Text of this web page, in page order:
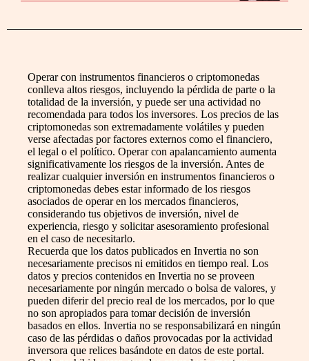
Operar con instrumentos financieros o criptomonedas
conlleva altos riesgos, incluyendo la pérdida de parte o la
totalidad de la inversión, y puede ser una actividad no
recomendada para todos los inversores. Los precios de las
criptomonedas son extremadamente volátiles y pueden
verse afectadas por factores externos como el financiero,
el legal o el político. Operar con apalancamiento aumenta
significativamente los riesgos de la inversión. Antes de
realizar cualquier inversión en instrumentos financieros o
criptomonedas debes estar informado de los riesgos
asociados de operar en los mercados financieros,
considerando tus objetivos de inversión, nivel de
experiencia, riesgo y solicitar asesoramiento profesional
en el caso de necesitarlo.
Recuerda que los datos publicados en Invertia no son
necesariamente precisos ni emitidos en tiempo real. Los
datos y precios contenidos en Invertia no se proveen
necesariamente por ningún mercado o bolsa de valores, y
pueden diferir del precio real de los mercados, por lo que
no son apropiados para tomar decisión de inversión
basados en ellos. Invertia no se responsabilizará en ningún
caso de las pérdidas o daños provocadas por la actividad
inversora que relices basándote en datos de este portal.